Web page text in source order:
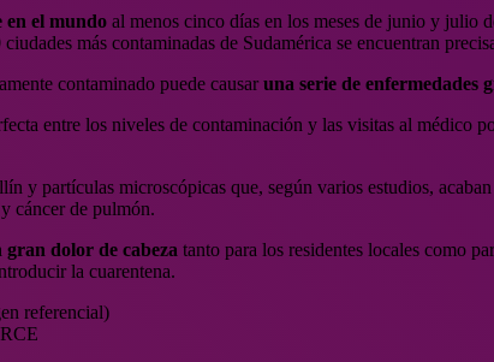
en el mundo al menos cinco días en los meses de junio y julio
más contaminadas de Sudamérica se encuentran
contaminado puede causar una serie de enfermedades
entre los niveles de contaminación y las visitas al médico
y partículas microscópicas que, según varios estudios,
cáncer de pulmón.
gran dolor de cabeza tanto para los residentes locales como
la cuarentena.